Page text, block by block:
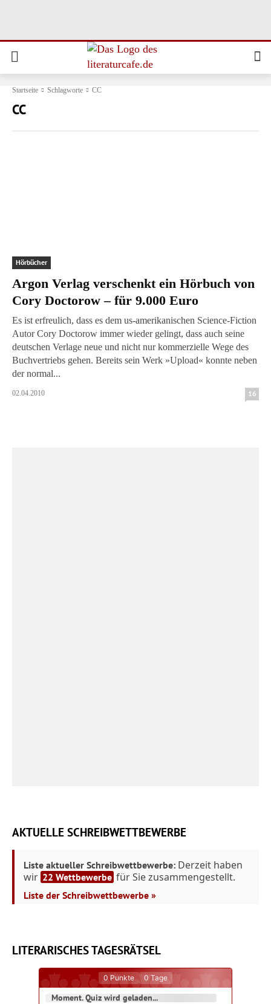
Startseite Schlagworte CC
CC
Hörbücher
Argon Verlag verschenkt ein Hörbuch von
Cory Doctorow – für 9.000 Euro
Es ist erfreulich, dass es dem us-amerikanischen Science-Fiction
Autor Cory Doctorow immer wieder gelingt, dass auch seine
deutschen Verlage neue und nicht nur kommerzielle Wege des
Buchvertriebs gehen. Bereits sein Werk »Upload« konnte neben
der normal...
02.04.2010 16
AKTUELLE SCHREIBWETTBEWERBE
Liste aktueller Schreibwettbewerbe: Derzeit haben
wir 22 Wettbewerbe für Sie zusammengestellt.
Liste der Schreibwettbewerbe »
LITERARISCHES TAGESRÄTSEL
0 Punkte 0 Tage
Moment. Quiz wird geladen...